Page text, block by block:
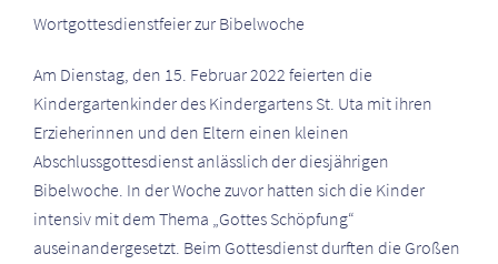
Wortgottesdienstfeier zur Bibelwoche
Am Dienstag, den 15. Februar 2022 feierten die
Kindergartenkinder des Kindergartens St. Uta mit ihren
Erzieherinnen und den Eltern einen kleinen
Abschlussgottesdienst anlässlich der diesjährigen
Bibelwoche. In der Woche zuvor hatten sich die Kinder
intensiv mit dem Thema „Gottes Schöpfung“
auseinandergesetzt. Beim Gottesdienst durften die Großen